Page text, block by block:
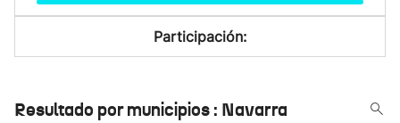
Participación:
Resultado por municipios : Navarra